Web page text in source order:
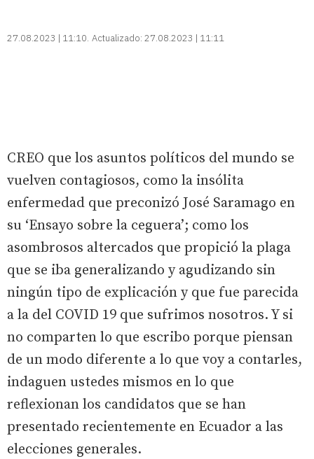
27.08.2023 | 11:10 Actualizado: 27.08.2023 | 11:11
CREO que los asuntos políticos del mundo se
vuelven contagiosos, como la insólita
enfermedad que preconizó José Saramago en
su ‘Ensayo sobre la ceguera’; como los
asombrosos altercados que propició la plaga
que se iba generalizando y agudizando sin
ningún tipo de explicación y que fue parecida
a la del COVID 19 que sufrimos nosotros. Y si
no comparten lo que escribo porque piensan
de un modo diferente a lo que voy a contarles,
indaguen ustedes mismos en lo que
reflexionan los candidatos que se han
presentado recientemente en Ecuador a las
elecciones generales.